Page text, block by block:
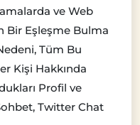
ve Web
Bir Eşleşme Bulma
Tüm Bu
Kişi Hakkında
Profil ve
Twitter Chat